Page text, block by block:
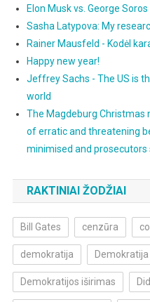
Elon Musk vs. George Soros
Sasha Latypova: My
Rainer Mausfeld - Kodėl
Happy new year!
Jeffrey Sachs - The US is
world
The Magdeburg Christmas
of erratic and threatening
minimised and prosecutors
RAKTINIAI ŽODŽIAI
Bill Gates cenzūra
demokratija
Demokratijos iširimas